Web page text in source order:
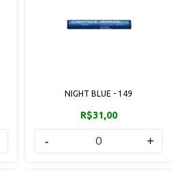
NIGHT BLUE - 149
R$31,00
- +